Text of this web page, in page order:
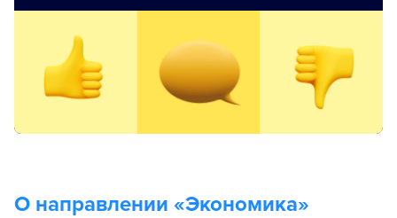
О направлении «Экономика»